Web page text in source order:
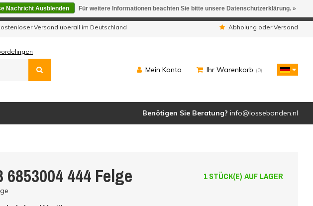
Versand überall im Deutschland Abholung oder Versand
Mein Konto Ihr Warenkorb (0)
Benötigen Sie Beratung? info@lossebanden.nl
444 Felge 1 STÜCK(E) AUF LAGER
Nachricht Ausblenden Für weitere Informationen beachten Sie bitte unsere Datenschutzerklärung. »
Aufgegebene Bestellungen werden geliefert.